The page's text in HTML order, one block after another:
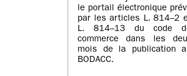
le portail électronique
par les articles L. 814–2
L. 814–13 du code
commerce dans les
mois de la publication
BODACC.